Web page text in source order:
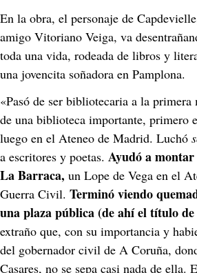
En la obra, el personaje de
amigo Vitoriano Veiga, va
toda una vida, rodeada de libros y
una jovencita soñadora en Pamplona.
«Pasó de ser bibliotecaria a la
de una biblioteca importante, primero
luego en el Ateneo de Madrid. Luchó
a escritores y poetas. Ayudó a
La Barraca, un Lope de Vega en el
Guerra Civil. Terminó viendo
una plaza pública (de ahí el título
extraño que, con su importancia y
del gobernador civil de A Coruña,
Casares, no se sepa casi nada de ella.